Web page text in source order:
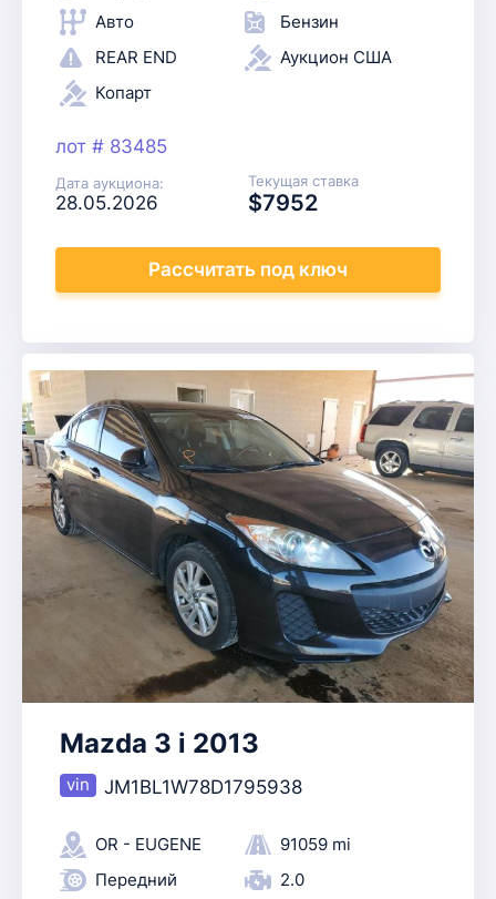
Авто
Бензин
REAR END
Аукцион США
Копарт
лот # 83485
Дата аукциона:
28.05.2026
Текущая ставка
$7952
Рассчитать под ключ
Mazda 3 i 2013
JM1BL1W78D1795938
OR - EUGENE
91059 mi
Передний
2.0